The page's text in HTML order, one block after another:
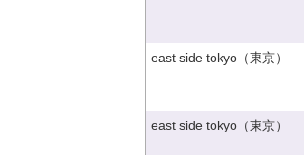
east side tokyo（東京）
east side tokyo（東京）